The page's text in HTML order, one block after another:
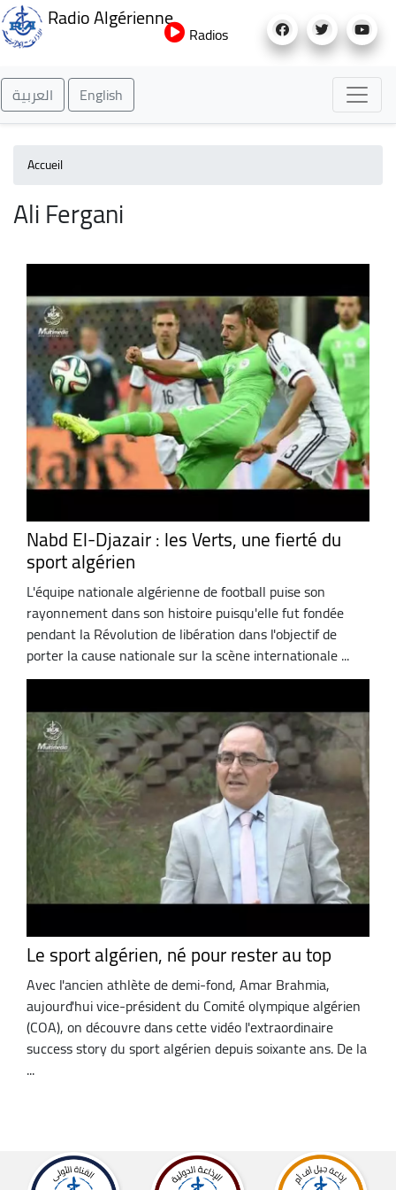
au
Radio Algérienne
Radios
العربية English
Accueil
Ali Fergani
Nabd El-Djazair : les Verts, une fierté du
sport algérien
L'équipe nationale algérienne de football puise son
rayonnement dans son histoire puisqu'elle fut fondée
pendant la Révolution de libération dans l'objectif de
porter la cause nationale sur la scène internationale ...
Le sport algérien, né pour rester au top
Avec l'ancien athlète de demi-fond, Amar Brahmia,
aujourd'hui vice-président du Comité olympique algérien
(COA), on découvre dans cette vidéo l'extraordinaire
success story du sport algérien depuis soixante ans. De la
...